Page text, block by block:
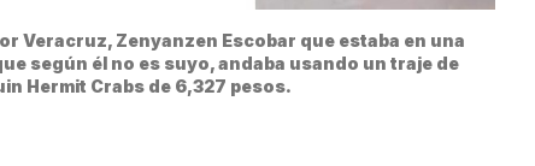
Veracruz, Zenyanzen Escobar que estaba en una
según él no es suyo, andaba usando un traje de
Hermit Crabs de 6,327 pesos.